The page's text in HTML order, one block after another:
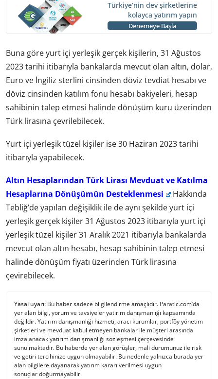
Türkiye’nin dev şirketlerine
kolayca yatırım yapın
Denemeye Başla
Buna göre yurt içi yerleşik gerçek kişilerin, 31 Ağustos
2023 tarihi itibarıyla bankalarda mevcut olan altın, dolar,
Euro ve İngiliz sterlini cinsinden döviz tevdiat hesabı ve
döviz cinsinden katılım fonu hesabı bakiyeleri, hesap
sahibinin talep etmesi halinde dönüşüm kuru üzerinden
Türk lirasına çevrilebilecek.
Yurt içi yerleşik tüzel kişiler ise 30 Haziran 2023 tarihi
itibarıyla yapabilecek.
Altın Hesaplarından Türk Lirası Mevduat ve Katılma
Hesaplarına Dönüşümün Desteklenmesi
Hakkında
Tebliğ’de yapılan değişiklik ile de aynı şekilde yurt içi
yerleşik gerçek kişiler 31 Ağustos 2023 itibarıyla yurt içi
yerleşik tüzel kişiler 31 Aralık 2021 itibarıyla bankalarda
mevcut olan altın hesabı, hesap sahibinin talep etmesi
halinde dönüşüm fiyatı üzerinden Türk lirasına
çevirebilecek.
Yasal uyarı: Bu haber sadece bilgilendirme amaçlıdır. Paratic.com’da
yer alan bilgi, yorum ve tavsiyeler yatırım danışmanlığı kapsamında
değildir. Yatırım danışmanlığı hizmeti, aracı kurumlar, portföy yönetim
şirketleri ve mevduat kabul etmeyen bankalar ile müşteri arasında
imzalanacak yatırım danışmanlığı sözleşmesi çerçevesinde
sunulmaktadır. Bu haberde yer alan görüşler, mali durumunuz ile risk
ve getiri tercihinize uygun olmayabilir. Bu nedenle yalnızca burada yer
alan bilgilere dayanarak yatırım kararı verilmesi uygun
sonuçlar doğurmayabilir.